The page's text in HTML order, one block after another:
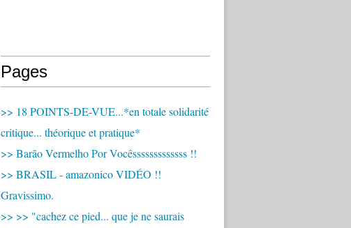
Pages
>> 18 POINTS-DE-VUE...*en totale solidarité
critique... théorique et pratique*
>> Barão Vermelho Por Vocêsssssssssssss !!
>> BRASIL - amazonico VIDÉO !!
Gravissimo.
>> >> "cachez ce pied... que je ne saurais